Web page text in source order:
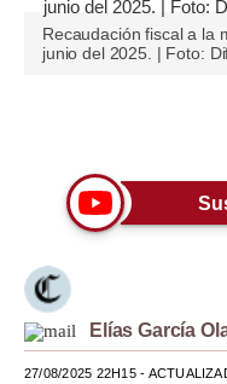
Blogs
Tendencias
Moda
Mundo
EEUU
Recaudación fiscal a la
junio del 2025. | Foto:
Elías García
27/08/2025 22H15-